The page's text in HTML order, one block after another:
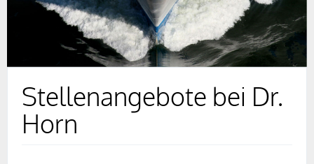
Stellenangebote bei Dr.
Horn